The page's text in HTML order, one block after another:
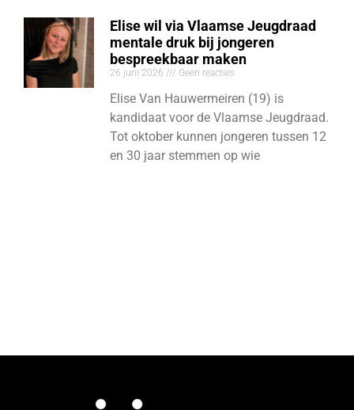
Elise wil via Vlaamse Jeugdraad
mentale druk bij jongeren
bespreekbaar maken
26 juni 2026 Geen reacties
Elise Van Hauwermeiren (19) is
kandidaat voor de Vlaamse Jeugdraad.
Tot oktober kunnen jongeren tussen 12
en 30 jaar stemmen op wie